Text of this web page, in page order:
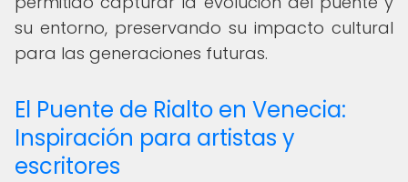
su entorno, preservando su impacto cultural
para las generaciones futuras.
El Puente de Rialto en Venecia:
Inspiración para artistas y
escritores